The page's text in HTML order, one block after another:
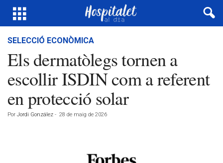
SELECCIÓ ECONÒMICA
Els dermatòlegs tornen a
escollir ISDIN com a referent
en protecció solar
Por Jordi González - 28 de maig de 2026